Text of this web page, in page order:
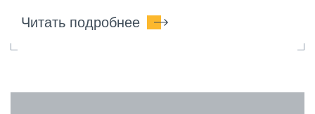
Читать подробнее